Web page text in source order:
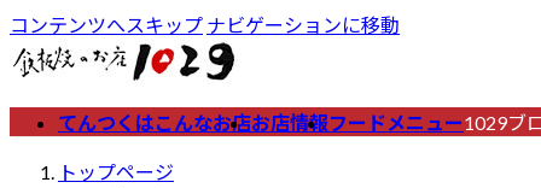
コンテンツへスキップ ナビゲーションに移動
てんつくはこんなお店お店情報フードメニュー1029ブ
トップページ